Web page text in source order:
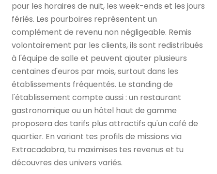
pour les horaires de nuit, les week-ends et les jours
fériés. Les pourboires représentent un
complément de revenu non négligeable. Remis
volontairement par les clients, ils sont redistribués
à l'équipe de salle et peuvent ajouter plusieurs
centaines d'euros par mois, surtout dans les
établissements fréquentés. Le standing de
l'établissement compte aussi : un restaurant
gastronomique ou un hôtel haut de gamme
proposera des tarifs plus attractifs qu'un café de
quartier. En variant tes profils de missions via
Extracadabra, tu maximises tes revenus et tu
découvres des univers variés.